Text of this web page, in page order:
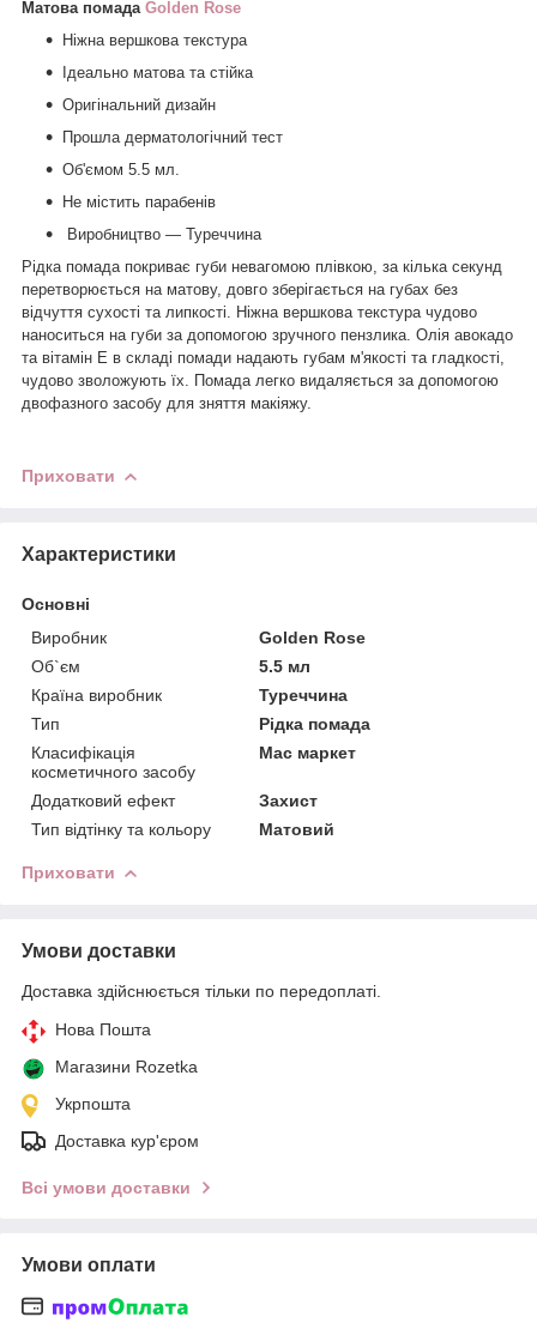
Матова помада Golden Rose
Ніжна вершкова текстура
Ідеально матова та стійка
Оригінальний дизайн
Прошла дерматологічний тест
Об'ємом 5.5 мл.
Не містить парабенів
Виробництво — Туреччина
Рідка помада покриває губи невагомою плівкою, за кілька секунд
перетворюється на матову, довго зберігається на губах без
відчуття сухості та липкості. Ніжна вершкова текстура чудово
наноситься на губи за допомогою зручного пензлика. Олія авокадо
та вітамін Е в складі помади надають губам м'якості та гладкості,
чудово зволожують їх. Помада легко видаляється за допомогою
двофазного засобу для зняття макіяжу.
Приховати
Характеристики
Основні
Виробник
Golden Rose
Об`єм
5.5 мл
Країна виробник
Туреччина
Тип
Рідка помада
Класифікація
косметичного засобу
Мас маркет
Додатковий ефект
Захист
Тип відтінку та кольору
Матовий
Приховати
Умови доставки
Доставка здійснюється тільки по передоплаті.
Нова Пошта
Магазини Rozetka
Укрпошта
Доставка кур'єром
Всі умови доставки
Умови оплати